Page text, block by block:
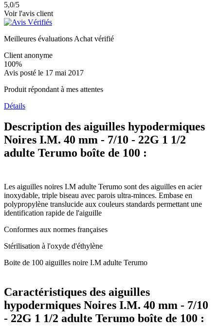
5,0/5
Voir l'avis client
Meilleures évaluations Achat vérifié
Client anonyme
100%
Avis posté le 17 mai 2017
Produit répondant à mes attentes
Détails
Description des aiguilles hypodermiques
Noires I.M. 40 mm - 7/10 - 22G 1 1/2
adulte Terumo boîte de 100 :
Les aiguilles noires I.M adulte Terumo sont des aiguilles en acier
inoxydable, triple biseau avec parois ultra-minces. Embase en
polypropylène translucide aux couleurs standards permettant une
identification rapide de l'aiguille
Conformes aux normes françaises
Stérilisation à l'oxyde d'éthylène
Boite de 100 aiguilles noire I.M adulte Terumo
Caractéristiques des aiguilles
hypodermiques Noires I.M. 40 mm - 7/10
- 22G 1 1/2 adulte Terumo boîte de 100 :